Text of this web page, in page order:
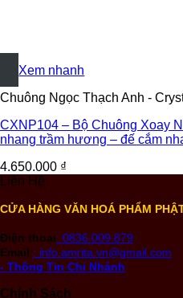
+
Xem nhanh
Chuông Ngọc Thạch Anh -
CXNP104 – Bộ Chuông Xoay
nhang trầm hương – đế cắm
4.650.000 ₫
Liên Hệ
CỬA HÀNG VĂN HOÁ PHẨM
Điện thoại: 0836.009.879
Email
: info.amrita.vn@gmail.com
- Thông Tin Chi Nhánh
Chính Sách